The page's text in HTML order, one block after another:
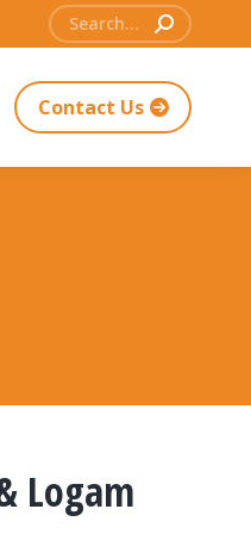
Search:
Contact Us
Logam